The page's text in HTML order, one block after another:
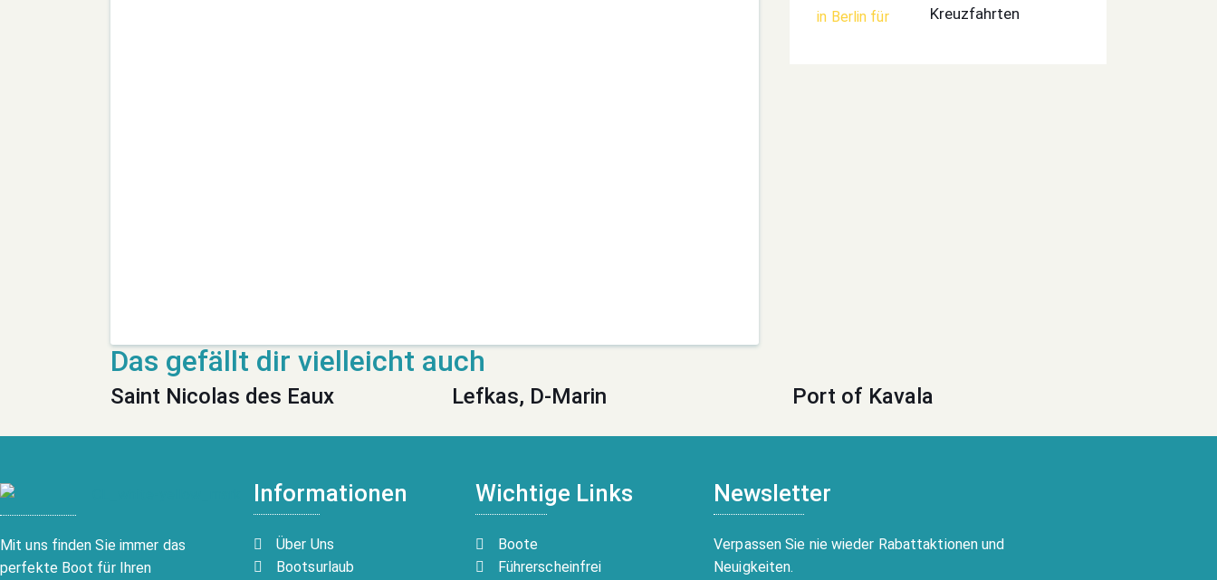
Kreuzfahrten
Saint Nicolas des Eaux Lefkas, D-Marin Port of Kavala
Mit uns finden Sie immer das
perfekte Boot für Ihren
Informationen
Über Uns
Bootsurlaub
Wichtige Links
Boote
Führerscheinfrei
Newsletter
Verpassen Sie nie wieder Rabattaktionen und
Neuigkeiten.